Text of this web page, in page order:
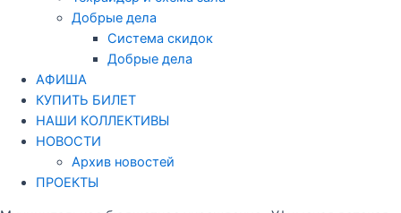
Добрые дела
Система скидок
Добрые дела
АФИША
КУПИТЬ БИЛЕТ
НАШИ КОЛЛЕКТИВЫ
НОВОСТИ
Архив новостей
ПРОЕКТЫ